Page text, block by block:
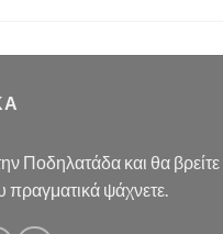
Ποδηλατάδα και θα βρείτε
πραγματικά ψάχνετε.